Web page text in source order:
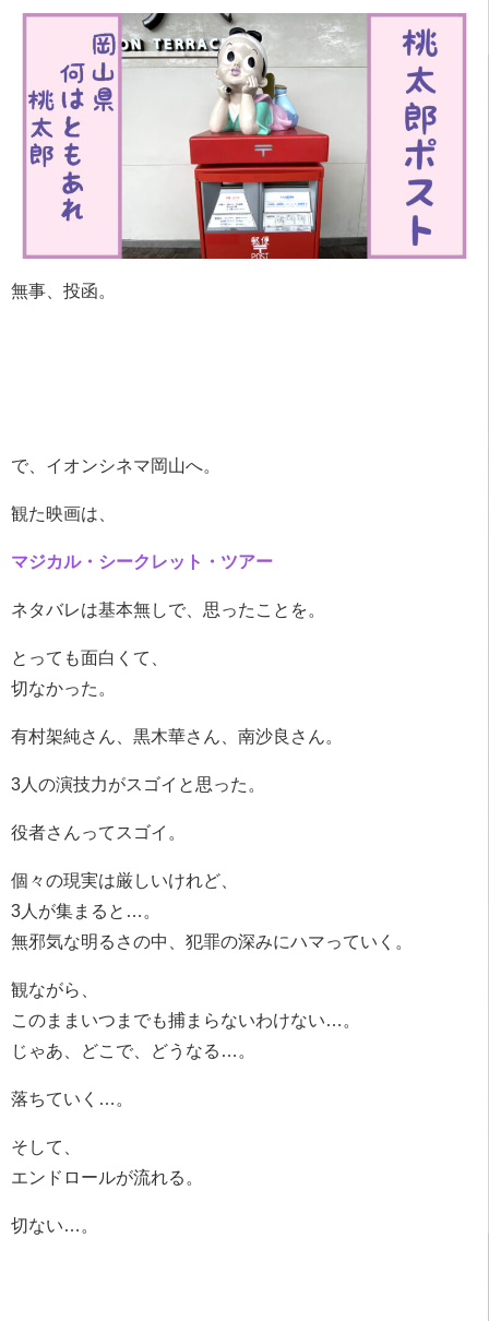
無事、投函。
で、イオンシネマ岡山へ。
観た映画は、
マジカル・シークレット・ツアー
ネタバレは基本無しで、思ったことを。
とっても面白くて、
切なかった。
有村架純さん、黒木華さん、南沙良さん。
3人の演技力がスゴイと思った。
役者さんってスゴイ。
個々の現実は厳しいけれど、
3人が集まると…。
無邪気な明るさの中、犯罪の深みにハマっていく。
観ながら、
このままいつまでも捕まらないわけない…。
じゃあ、どこで、どうなる…。
落ちていく…。
そして、
エンドロールが流れる。
切ない…。